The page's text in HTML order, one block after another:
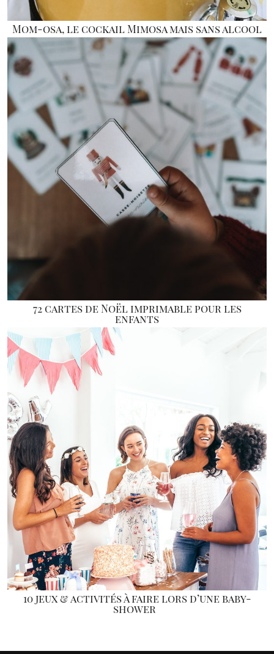
Mom-osa, le cockail Mimosa mais sans alcool
72 cartes de Noël imprimable pour les
enfants
10 jeux & activités à faire lors d’une baby-
shower